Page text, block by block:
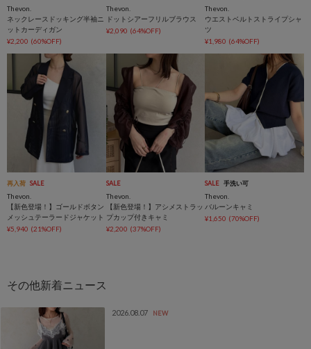
Thevon.
ネックレースドッキング半袖ニ
ットカーディガン
¥2,200 (60%OFF)
Thevon.
ドットシアーフリルブラウス
¥2,090 (64%OFF)
Thevon.
ウエストベルトストライプシャ
ツ
¥1,980 (64%OFF)
再入荷 SALE
Thevon.
【新色登場！】ゴールドボタン
メッシュテーラードジャケット
¥5,940 (21%OFF)
SALE
Thevon.
【新色登場！】アシメストラッ
プカップ付きキャミ
¥2,200 (37%OFF)
SALE 手洗い可
Thevon.
バルーンキャミ
¥1,650 (70%OFF)
2026.08.07 NEW